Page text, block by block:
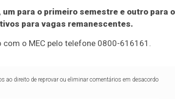
para o primeiro semestre e outro para o
para vagas remanescentes.
o MEC pelo telefone 0800-616161.
ao direito de reprovar ou eliminar comentários em desacordo